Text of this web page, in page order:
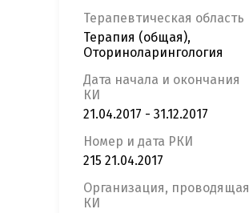
Терапевтическая область
Терапия (общая),
Оториноларингология
Дата начала и окончания
КИ
21.04.2017 - 31.12.2017
Номер и дата РКИ
215 21.04.2017
Организация, проводящая
КИ